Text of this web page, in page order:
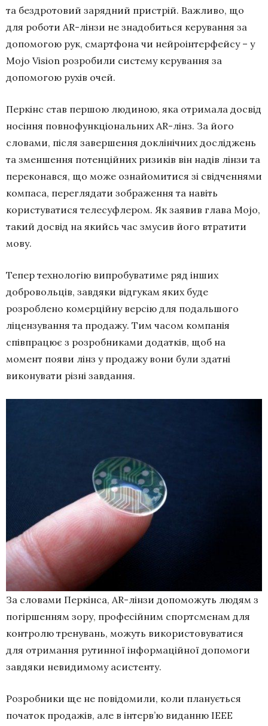
та бездротовий зарядний пристрій. Важливо, що
для роботи AR-лінзи не знадобиться керування за
допомогою рук, смартфона чи нейроінтерфейсу – у
Mojo Vision розробили систему керування за
допомогою рухів очей.
Перкінс став першою людиною, яка отримала досвід
носіння повнофункціональних AR-лінз. За його
словами, після завершення доклінічних досліджень
та зменшення потенційних ризиків він надів лінзи та
переконався, що може ознайомитися зі свідченнями
компаса, переглядати зображення та навіть
користуватися телесуфлером. Як заявив глава Mojo,
такий досвід на якийсь час змусив його втратити
мову.
Тепер технологію випробуватиме ряд інших
добровольців, завдяки відгукам яких буде
розроблено комерційну версію для подальшого
ліцензування та продажу. Тим часом компанія
співпрацює з розробниками додатків, щоб на
момент появи лінз у продажу вони були здатні
виконувати різні завдання.
За словами Перкінса, AR-лінзи допоможуть людям з
погіршенням зору, професійним спортсменам для
контролю тренувань, можуть використовуватися
для отримання рутинної інформаційної допомоги
завдяки невидимому асистенту.
Розробники ще не повідомили, коли планується
початок продажів, але в інтерв’ю виданню IEEE